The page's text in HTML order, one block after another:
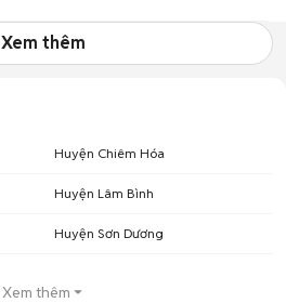
Xem thêm
Huyện Chiêm Hóa
Huyện Lâm Bình
Huyện Sơn Dương
Xem thêm